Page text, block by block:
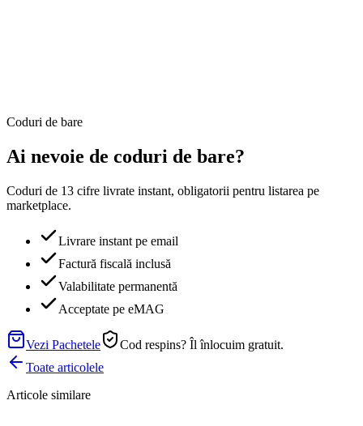
Coduri de bare
Ai nevoie de coduri de bare?
Coduri de 13 cifre livrate instant, obligatorii pentru listarea pe
marketplace.
Livrare instant pe email
Factură fiscală inclusă
Valabilitate permanentă
Acceptate pe eMAG
Vezi Pachetele
Cod respins? Îl înlocuim gratuit.
Toate articolele
Articole similare